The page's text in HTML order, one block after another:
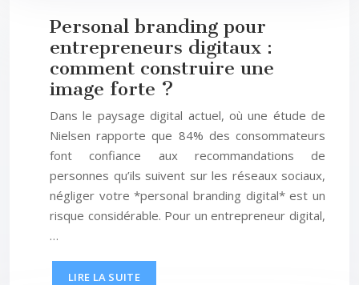
Personal branding pour
entrepreneurs digitaux :
comment construire une
image forte ?
Dans le paysage digital actuel, où une étude de
Nielsen rapporte que 84% des consommateurs
font confiance aux recommandations de
personnes qu’ils suivent sur les réseaux sociaux,
négliger votre *personal branding digital* est un
risque considérable. Pour un entrepreneur digital,
…
LIRE LA SUITE